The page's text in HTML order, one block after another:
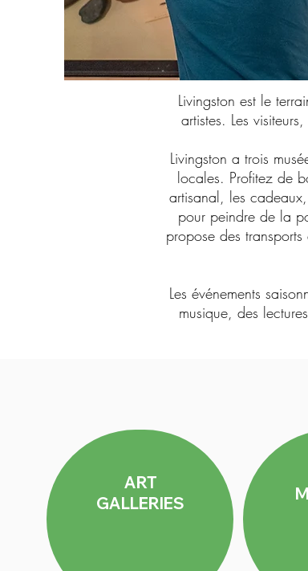
Livingston est le
artistes. Les
Livingston a trois
locales. Profitez de
artisanal, les
pour peindre de la
propose des
Les événements
musique, des
ART
GALLERIES